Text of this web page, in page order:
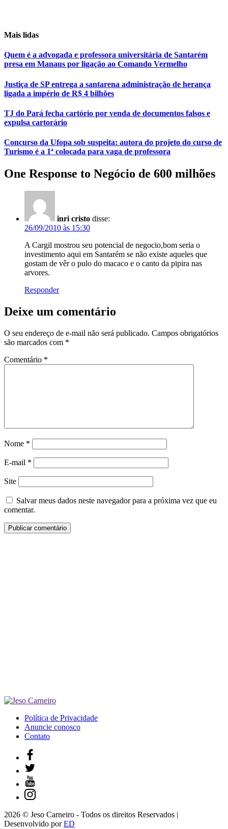
Mais lidas
Quem é a advogada e professora universitária de Santarém
presa em Manaus por ligação ao Comando Vermelho
Justiça de SP entrega a santarena administração de herança
ligada a império de R$ 4 bilhões
TJ do Pará fecha cartório por venda de documentos falsos e
expulsa cartorário
Concurso da Ufopa sob suspeita: autora do projeto do curso de
Turismo é a 1ª colocada para vaga de professora
One Response to Negócio de 600 milhões
inri cristo disse:
26/09/2010 às 15:30
A Cargil mostrou seu potencial de negocio,bom seria o
investimento aqui em Santarém se não existe aqueles que
gostam de vêr o pulo do macaco e o canto da pipira nas
arvores.
Responder
Deixe um comentário
O seu endereço de e-mail não será publicado. Campos obrigatórios
são marcados com *
Comentário *
Nome *
E-mail *
Site
Salvar meus dados neste navegador para a próxima vez que eu
comentar.
Política de Privacidade
Anuncie conosco
Contato
2026 © Jeso Carneiro - Todos os direitos Reservados |
Desenvolvido porED